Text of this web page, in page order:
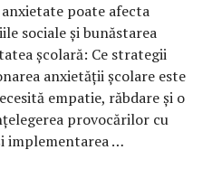
poate afecta
sociale și bunăstarea
școlară: Ce strategii
anxietății școlare este
empatie, răbdare și o
provocărilor cu
implementarea …